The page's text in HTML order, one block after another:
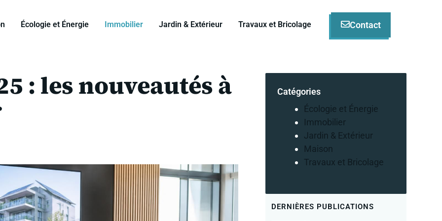
Écologie et Énergie Immobilier Jardin & Extérieur Travaux et Bricolage Contact
: les nouveautés à
Catégories
Écologie et Énergie
Immobilier
Jardin & Extérieur
Maison
Travaux et Bricolage
DERNIÈRES PUBLICATIONS